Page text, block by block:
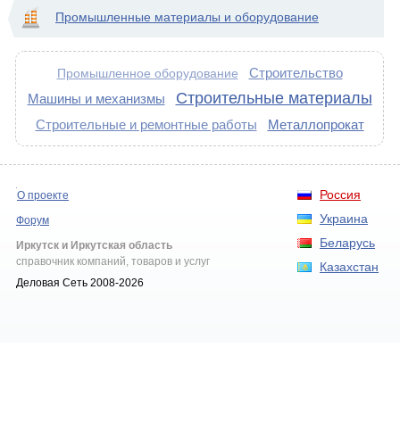
Промышленные материалы и оборудование
Промышленное оборудование
Строительство
Машины и механизмы
Строительные материалы
Строительные и ремонтные работы Металлопрокат
Россия
Украина
Беларусь
Казахстан
О проекте
Форум
Иркутск и Иркутская область
справочник компаний, товаров и услуг
Деловая Сеть 2008-2026